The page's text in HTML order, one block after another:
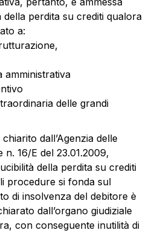
della perdita su crediti qualora
a:
amministrativa
delle grandi
dall’Agenzia delle
16/E del 23.01.2009,
della perdita su crediti
procedure si fonda sul
di insolvenza del debitore è
dall’organo giudiziale
con conseguente inutilità di